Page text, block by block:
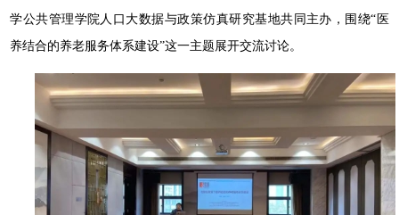
学公共管理学院人口大数据与政策仿真研究基地共同主办，围绕“医
养结合的养老服务体系建设”这一主题展开交流讨论。